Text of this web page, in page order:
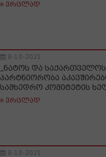
ვრცლად
8-10-2021
„ნატოს და
პარტნიორობა
სამხედრო კომიტეტის
ვრცლად
8-10-2021